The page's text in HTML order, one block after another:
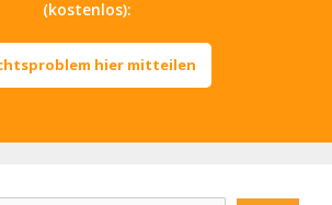
(kostenlos):
hier mitteilen